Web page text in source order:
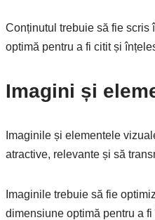
Conținutul trebuie să fie scris
optimă pentru a fi citit și
Imagini și
Imaginile și elementele
atractive, relevante și să
Imaginile trebuie să fie
dimensiune optimă pentru a